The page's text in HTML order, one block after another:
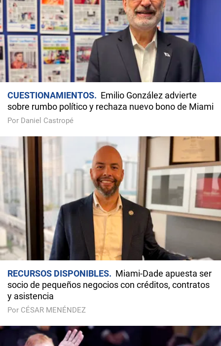
CUESTIONAMIENTOS
Emilio González advierte
sobre rumbo político y rechaza nuevo bono de Miami
Por Daniel Castropé
RECURSOS DISPONIBLES
Miami-Dade apuesta ser
socio de pequeños negocios con créditos, contratos
y asistencia
Por CÉSAR MENÉNDEZ